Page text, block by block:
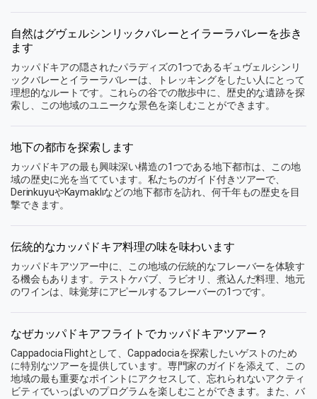
自然はグヴェルシンリックバレーとイラーラバレーを歩き
ます
カッパドキアの隠されたパラディズの1つであるギュヴェルシンリ
ックバレーとイラーラバレーは、トレッキングをしたい人にとって
理想的なルートです。これらの谷での散歩中に、歴史的な遺跡を探
索し、この地域のユニークな景色を楽しむことができます。
地下の都市を探索します
カッパドキアの最も興味深い構造の1つである地下都市は、この地
域の歴史に光を当てています。私たちのガイド付きツアーで、
DerinkuyuやKaymaklıなどの地下都市を訪れ、何千年もの歴史を目
撃できます。
伝統的なカッパドキア料理の味を味わいます
カッパドキアツアー中に、この地域の伝統的なフレーバーを体験す
る機会もあります。テストケバブ、ラビオリ、煮込んだ料理、地元
のワインは、味覚芽にアピールするフレーバーの1つです。
なぜカッパドキアフライトでカッパドキアツアー？
Cappadocia Flightとして、Cappadociaを探索したいゲストのため
に特別なツアーを提供しています。専門家のガイドを添えて、この
地域の最も重要なポイントにアクセスして、忘れられないアクティ
ビティでいっぱいのプログラムを楽しむことができます。また、バ